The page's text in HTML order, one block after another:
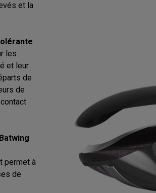
et la
les
et leur
de
de
permet à
de